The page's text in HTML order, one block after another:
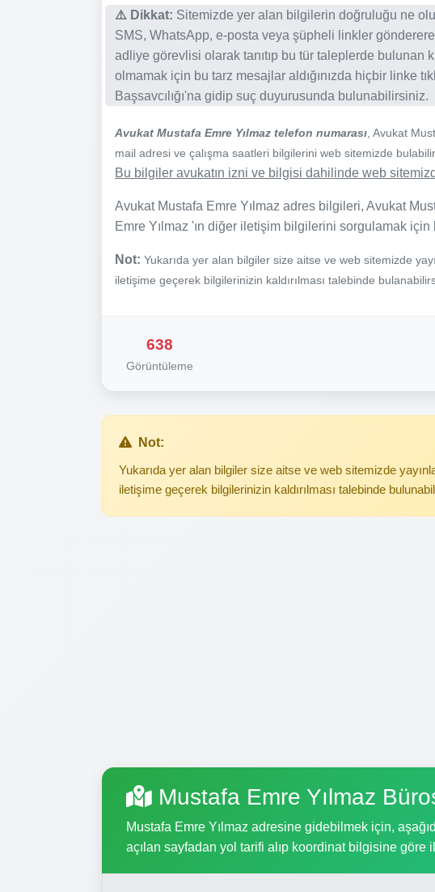
⚠️ Dikkat: Sitemizde yer alan bilgilerin doğruluğu ne
SMS, WhatsApp, e-posta veya şüpheli linkler
adliye görevlisi olarak tanıtıp bu tür taleplerde bulunan
olmamak için bu tarz mesajlar aldığınızda hiçbir linke
Başsavcılığı'na gidip suç duyurusunda bulunabilirsiniz.
Avukat Mustafa Emre Yılmaz telefon numarası , Avukat
mail adresi ve çalışma saatleri bilgilerini web sitemizde
Bu bilgiler avukatın izni ve bilgisi dahilinde web
Avukat Mustafa Emre Yılmaz adres bilgileri, Avukat
Emre Yılmaz 'ın diğer iletişim bilgilerini sorgulamak için
Not: Yukarıda yer alan bilgiler size aitse ve web sitemizde
iletişime geçerek bilgilerinizin kaldırılması talebinde
638
Görüntüleme
Not:
Yukarıda yer alan bilgiler size aitse ve web sitemizde
iletişime geçerek bilgilerinizin kaldırılması talebinde
Mustafa Emre Yılmaz
Mustafa Emre Yılmaz adresine gidebilmek için,
açılan sayfadan yol tarifi alıp koordinat bilgisine